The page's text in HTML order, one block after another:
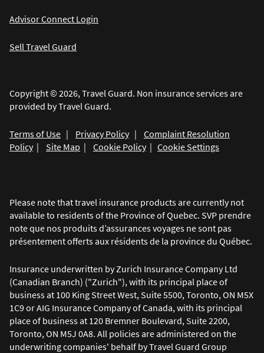
Advisor Connect Login
Sell Travel Guard
Copyright © 2026, Travel Guard. Non insurance services are
provided by Travel Guard.
Terms of Use | Privacy Policy| Complaint Resolution
Policy| Site Map | Cookie Policy| Cookie Settings
Please note that travel insurance products are currently not
available to residents of the Province of Quebec. SVP prendre
note que nos produits d’assurances voyages ne sont pas
présentement offerts aux résidents de la province du Québec.
Insurance underwritten by Zurich Insurance Company Ltd
(Canadian Branch) ("Zurich"), with its principal place of
business at 100 King Street West, Suite 5500, Toronto, ON M5X
1C9 or AIG Insurance Company of Canada, with its principal
place of business at 120 Bremner Boulevard, Suite 2200,
Toronto, ON M5J 0A8. All policies are administered on the
underwriting companies' behalf by Travel Guard Group